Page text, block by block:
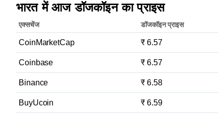
भारत में आज डॉजकॉइन का प्राइस
एक्सचेंज डॉजकॉइन प्राइस
CoinMarketCap ₹ 6.57
Coinbase ₹ 6.57
Binance ₹ 6.58
BuyUcoin ₹ 6.59